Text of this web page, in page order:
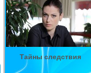
Тайны следствия